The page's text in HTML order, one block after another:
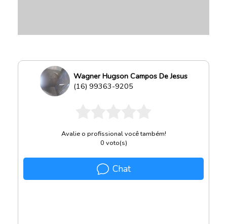
Wagner Hugson Campos De Jesus
(16) 99363-9205
Avalie o profissional você também!
0 voto(s)
Chat